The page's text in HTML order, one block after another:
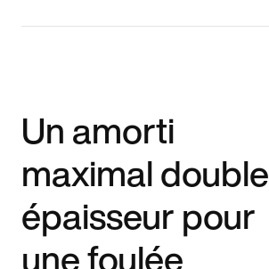
Un amorti
maximal double
épaisseur pour
une foulée